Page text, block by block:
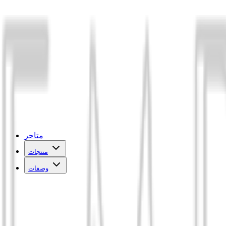
متاجر
منتجات
وصفات